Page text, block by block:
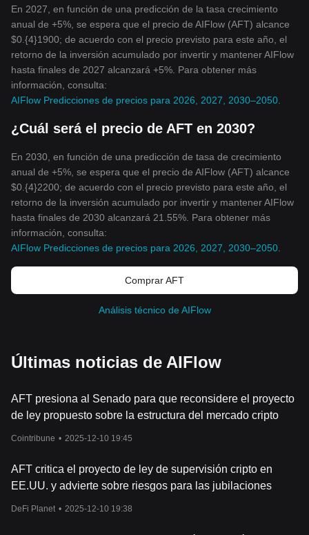
En 2027, en función de una predicción de la tasa crecimiento
anual de +5%, se espera que el precio de AIFlow (AFT) alcance
$0.{4}1900; de acuerdo con el precio previsto para este año, el
retorno de la inversión acumulado por invertir y mantener AIFlow
hasta finales de 2027 alcanzará +5%. Para obtener más
información, consulta:
AIFlow Predicciones de precios para 2026, 2027, 2030–2050
¿Cuál será el precio de AFT en 2030?
En 2030, en función de una predicción de tasa de crecimiento
anual de +5%, se espera que el precio de AIFlow (AFT) alcance
$0.{4}2200; de acuerdo con el precio previsto para este año, el
retorno de la inversión acumulado por invertir y mantener AIFlow
hasta finales de 2030 alcanzará 21.55%. Para obtener más
información, consulta:
AIFlow Predicciones de precios para 2026, 2027, 2030–2050
Comprar AFT
Análisis técnico de AIFlow
Últimas noticias de AIFlow
AFT presiona al Senado para que reconsidere el proyecto
de ley propuesto sobre la estructura del mercado cripto
Cointribune • 2025-12-10 19:45
AFT critica el proyecto de ley de supervisión cripto en
EE.UU. y advierte sobre riesgos para las jubilaciones
DeFi Planet • 2025-12-10 19:38